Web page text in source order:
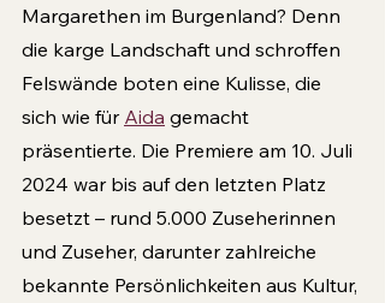
Margarethen im Burgenland? Denn
die karge Landschaft und schroffen
Felswände boten eine Kulisse, die
sich wie für Aida gemacht
präsentierte. Die Premiere am 10. Juli
2024 war bis auf den letzten Platz
besetzt – rund 5.000 Zuseherinnen
und Zuseher, darunter zahlreiche
bekannte Persönlichkeiten aus Kultur,